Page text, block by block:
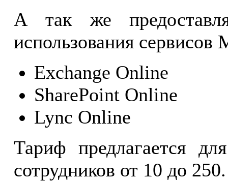
А так же
использования сервисов
Exchange Online
SharePoint Online
Lync Online
Тариф предлагается
сотрудников от 10 до 250.